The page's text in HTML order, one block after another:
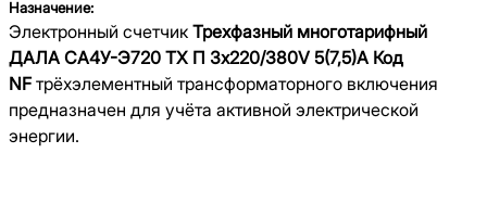
Назначение:
Электронный счетчик Трехфазный многотарифный
ДАЛА СА4У-Э720 ТХ П 3x220/380V 5(7,5)A Код
NFтрёхэлементный трансформаторного включения
предназначен для учёта активной электрической
энергии.